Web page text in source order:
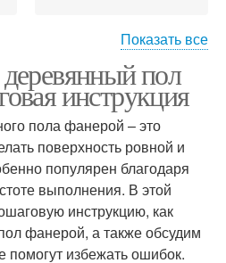
Пошаговая технология
Дезсредства по
инструкции
Показать все
пол
инструкция
пола фанерой – это
поверхность ровной и
популярен благодаря
выполнения. В этой
инструкцию, как
фанерой, а также обсудим
избежать ошибок.